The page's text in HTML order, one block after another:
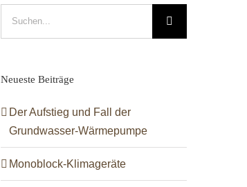
Neueste Beiträge
Der Aufstieg und Fall der
Grundwasser-Wärmepumpe
Monoblock-Klimageräte